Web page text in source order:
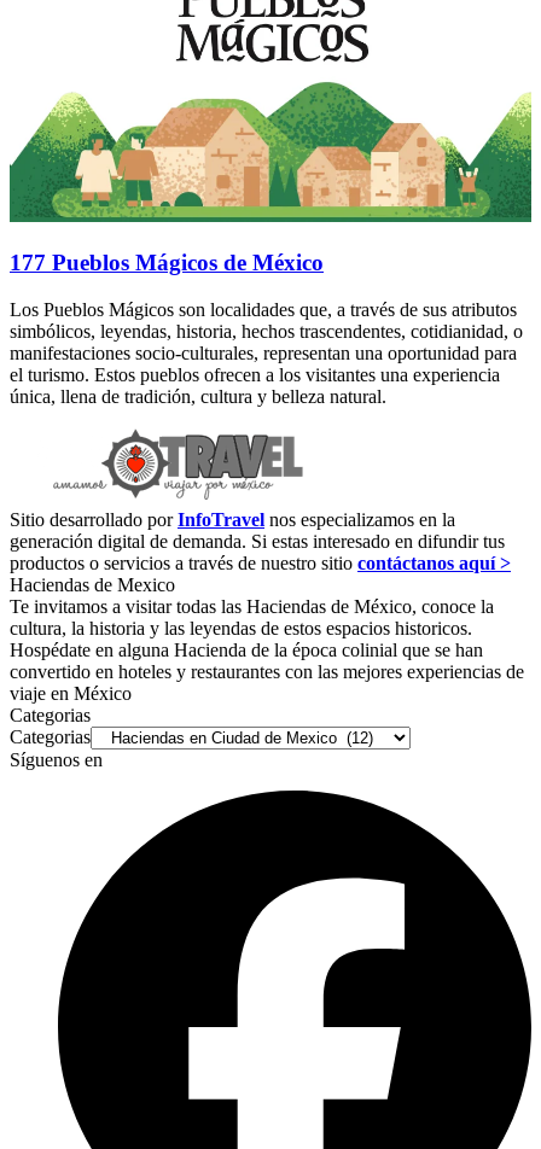
177 Pueblos Mágicos de México
Los Pueblos Mágicos son localidades que, a través de sus atributos
simbólicos, leyendas, historia, hechos trascendentes, cotidianidad, o
manifestaciones socio-culturales, representan una oportunidad para
el turismo. Estos pueblos ofrecen a los visitantes una experiencia
única, llena de tradición, cultura y belleza natural.
Sitio desarrollado porInfoTravel nos especializamos en la
generación digital de demanda. Si estas interesado en difundir tus
productos o servicios a través de nuestro sitio contáctanos aquí >
Haciendas de Mexico
Te invitamos a visitar todas las Haciendas de México, conoce la
cultura, la historia y las leyendas de estos espacios historicos.
Hospédate en alguna Hacienda de la época colinial que se han
convertido en hoteles y restaurantes con las mejores experiencias de
viaje en México
Categorias
Categorias
Síguenos en